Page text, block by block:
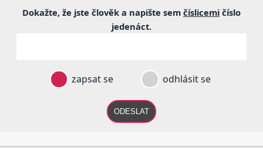
Dokažte, že jste člověk a napište sem číslicemi číslo
jedenáct.
zapsat se odhlásit se
ODESLAT